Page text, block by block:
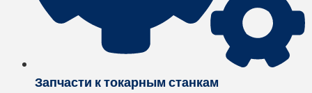
Запчасти к токарным станкам